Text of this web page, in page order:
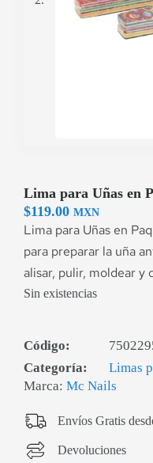
Lima para Uñas en
$119.00 MXN
Lima para Uñas en
para preparar la uña
alisar, pulir, moldear y
Sin existencias
Código:
Categoría:
Limas
Marca: Mc Nails
Envíos Gratis
Devoluciones